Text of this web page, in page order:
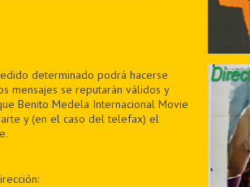
determinado podrá hacerse
mensajes se reputarán válidos y
Benito Medela Internacional Movie
y (en el caso del telefax) el